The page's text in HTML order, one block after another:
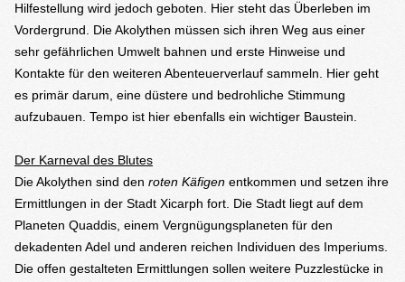
Hilfestellung wird jedoch geboten. Hier steht das Überleben im
Vordergrund. Die Akolythen müssen sich ihren Weg aus einer
sehr gefährlichen Umwelt bahnen und erste Hinweise und
Kontakte für den weiteren Abenteuerverlauf sammeln. Hier geht
es primär darum, eine düstere und bedrohliche Stimmung
aufzubauen. Tempo ist hier ebenfalls ein wichtiger Baustein.
Der Karneval des Blutes
Die Akolythen sind den roten Käfigen entkommen und setzen ihre
Ermittlungen in der Stadt Xicarph fort. Die Stadt liegt auf dem
Planeten Quaddis, einem Vergnügungsplaneten für den
dekadenten Adel und anderen reichen Individuen des Imperiums.
Die offen gestalteten Ermittlungen sollen weitere Puzzlestücke in